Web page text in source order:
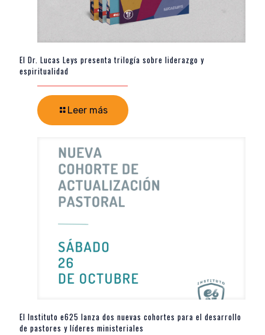
El Dr. Lucas Leys presenta trilogía sobre liderazgo y
espiritualidad
Leer más
El Instituto e625 lanza dos nuevas cohortes para el desarrollo
de pastores y líderes ministeriales